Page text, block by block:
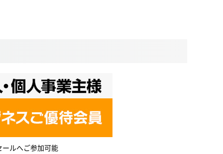
ールへご参加可能